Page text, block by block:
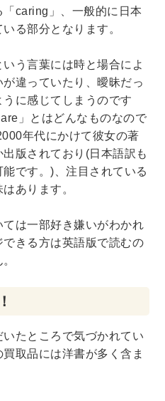
caring」、一般的に日本
る部分となります。
う言葉には時と場合によ
違っていたり、曖昧だっ
に感じてしまうのです
」とはどんなものなので
年代にかけて彼女の著
版されており(日本語訳も
です。)、注目されている
あります。
は一部好き嫌いがわかれ
きる方は英語版で読むの
たところで気づかれてい
取品には洋書が多く含ま